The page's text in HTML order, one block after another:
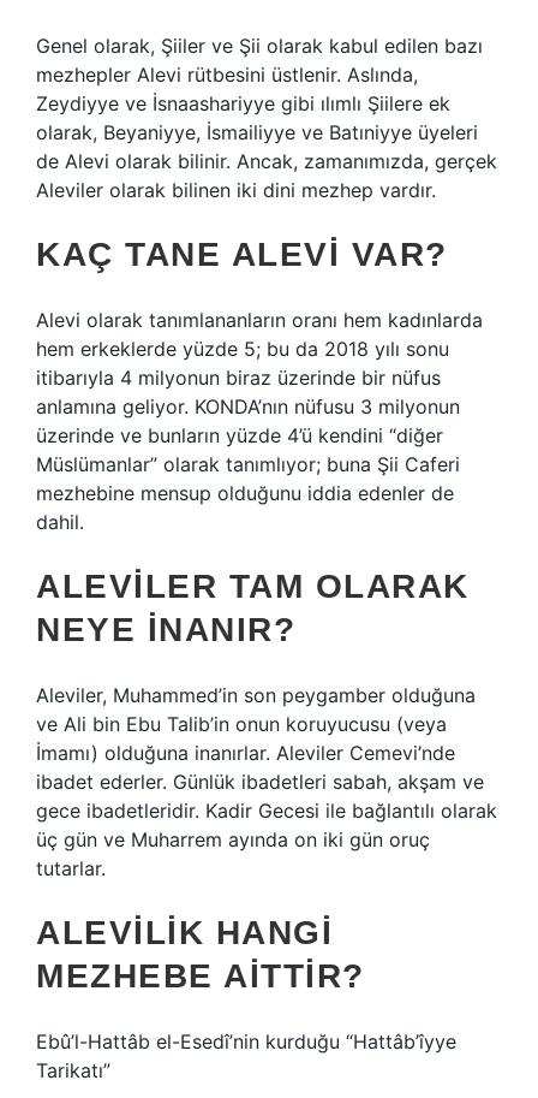
Genel olarak, Şiiler ve Şii olarak kabul edilen bazı
mezhepler Alevi rütbesini üstlenir. Aslında,
Zeydiyye ve İsnaashariyye gibi ılımlı Şiilere ek
olarak, Beyaniyye, İsmailiyye ve Batıniyye üyeleri
de Alevi olarak bilinir. Ancak, zamanımızda, gerçek
Aleviler olarak bilinen iki dini mezhep vardır.
KAÇ TANE ALEVI VAR?
Alevi olarak tanımlananların oranı hem kadınlarda
hem erkeklerde yüzde 5; bu da 2018 yılı sonu
itibarıyla 4 milyonun biraz üzerinde bir nüfus
anlamına geliyor. KONDA’nın nüfusu 3 milyonun
üzerinde ve bunların yüzde 4’ü kendini “diğer
Müslümanlar” olarak tanımlıyor; buna Şii Caferi
mezhebine mensup olduğunu iddia edenler de
dahil.
ALEVILER TAM OLARAK
NEYE INANIR?
Aleviler, Muhammed’in son peygamber olduğuna
ve Ali bin Ebu Talib’in onun koruyucusu (veya
İmamı) olduğuna inanırlar. Aleviler Cemevi’nde
ibadet ederler. Günlük ibadetleri sabah, akşam ve
gece ibadetleridir. Kadir Gecesi ile bağlantılı olarak
üç gün ve Muharrem ayında on iki gün oruç
tutarlar.
ALEVILIK HANGI
MEZHEBE AITTIR?
Ebû’l-Hattâb el-Esedî’nin kurduğu “Hattâb’îyye
Tarikatı”